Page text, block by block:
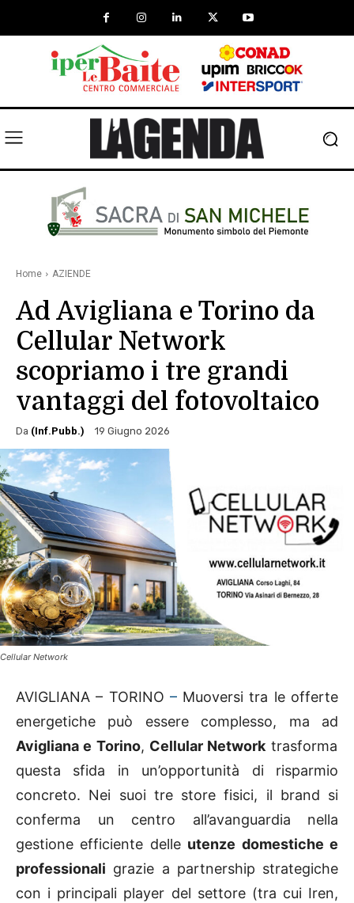
Home AZIENDE
Ad Avigliana e Torino da
Cellular Network
scopriamo i tre grandi
vantaggi del fotovoltaico
Da (Inf.Pubb.) 19 Giugno 2026
Cellular Network
AVIGLIANA – TORINO –Muoversi tra le offerte
energetiche può essere complesso, ma ad
Avigliana e Torino, Cellular Networktrasforma
questa sfida in un’opportunità di risparmio
concreto. Nei suoi tre store fisici, il brand si
conferma un centro all’avanguardia nella
gestione efficiente delle utenze domestiche e
professionali grazie a partnership strategiche
con i principali player del settore (tra cui Iren,